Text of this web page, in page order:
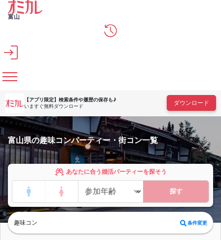
メインコンテンツへスキップ
富山
【アプリ限定】 検索条件や履歴の保存も♪
いますぐ無料ダウンロード
ダウンロード
富山県の趣味コンパーティー・街コン一覧
あなたに合う婚活パーティーを探そう
探す
趣味コン 条件変更